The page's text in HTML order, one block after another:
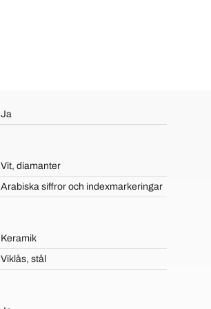
Ja
Vit, diamanter
Arabiska siffror och indexmarkeringar
Keramik
Viklås, stål